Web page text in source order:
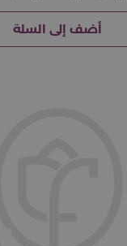
أضف إلى السلة